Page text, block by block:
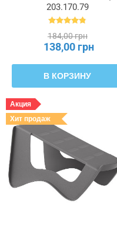
203.170.79
184,00 грн
138,00 грн
В КОРЗИНУ
Акция
Хит продаж